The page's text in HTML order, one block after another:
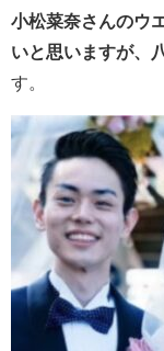
小松菜奈さんのウ
いと思いますが、
す。